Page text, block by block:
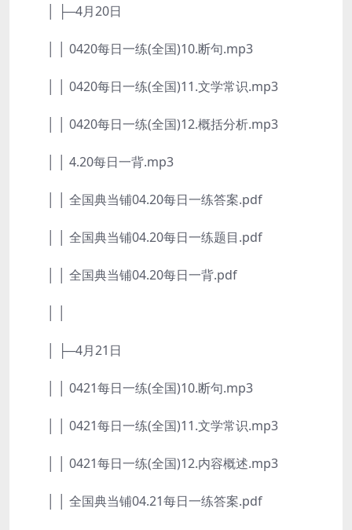
│ ├─4月20日
│ │ 0420每日一练(全国)10.断句.mp3
│ │ 0420每日一练(全国)11.文学常识.mp3
│ │ 0420每日一练(全国)12.概括分析.mp3
│ │ 4.20每日一背.mp3
│ │ 全国典当铺04.20每日一练答案.pdf
│ │ 全国典当铺04.20每日一练题目.pdf
│ │ 全国典当铺04.20每日一背.pdf
│ ├─4月21日
│ │ 0421每日一练(全国)10.断句.mp3
│ │ 0421每日一练(全国)11.文学常识.mp3
│ │ 0421每日一练(全国)12.内容概述.mp3
│ │ 全国典当铺04.21每日一练答案.pdf